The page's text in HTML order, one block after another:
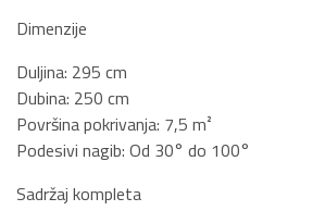
Dimenzije
Duljina: 295 cm
Dubina: 250 cm
Površina pokrivanja: 7,5 m²
Podesivi nagib: Od 30° do 100°
Sadržaj kompleta